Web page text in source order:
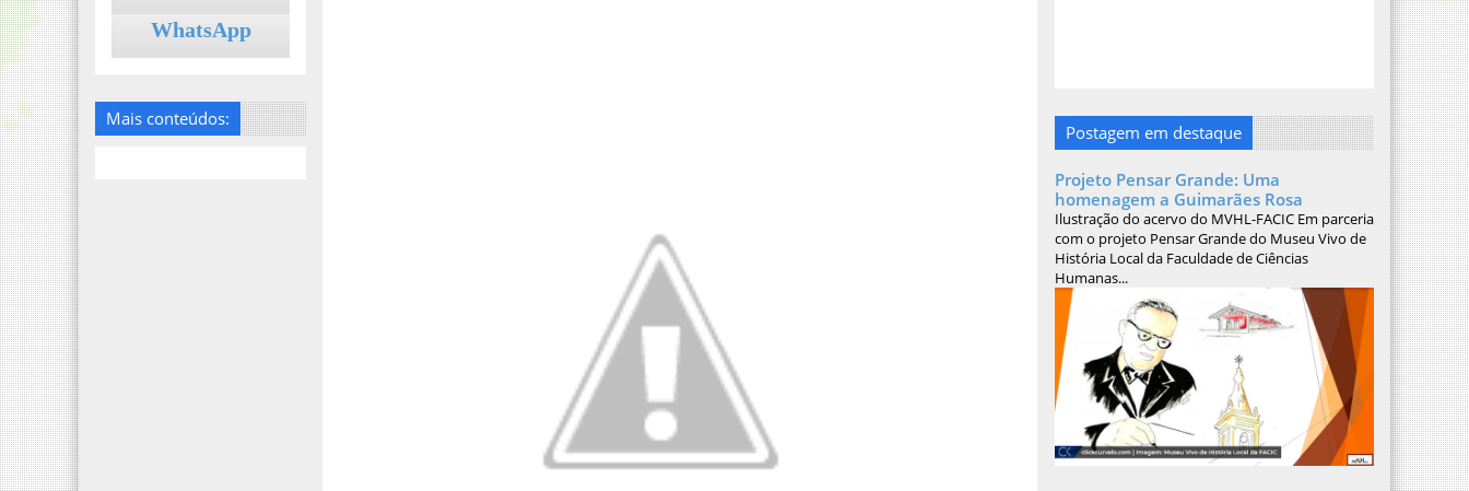
WhatsApp
Mais conteúdos:
Postagem em destaque
Projeto Pensar Grande: Uma
homenagem a Guimarães Rosa
Ilustração do acervo do MVHL-FACIC Em parceria
com o projeto Pensar Grande do Museu Vivo de
História Local da Faculdade de Ciências
Humanas...